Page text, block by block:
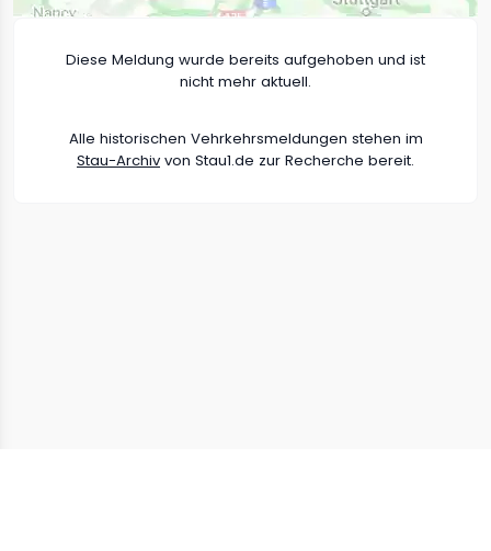
Diese Meldung wurde bereits aufgehoben und ist
nicht mehr aktuell.
Alle historischen Vehrkehrsmeldungen stehen im
Stau-Archiv von Stau1.de zur Recherche bereit.